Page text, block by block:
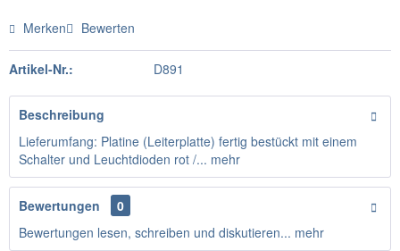
Merken Bewerten
Artikel-Nr.: D891
Beschreibung
Lieferumfang: Platine (Leiterplatte) fertig bestückt mit einem
Schalter und Leuchtdioden rot /... mehr
Bewertungen
0
Bewertungen lesen, schreiben und diskutieren... mehr